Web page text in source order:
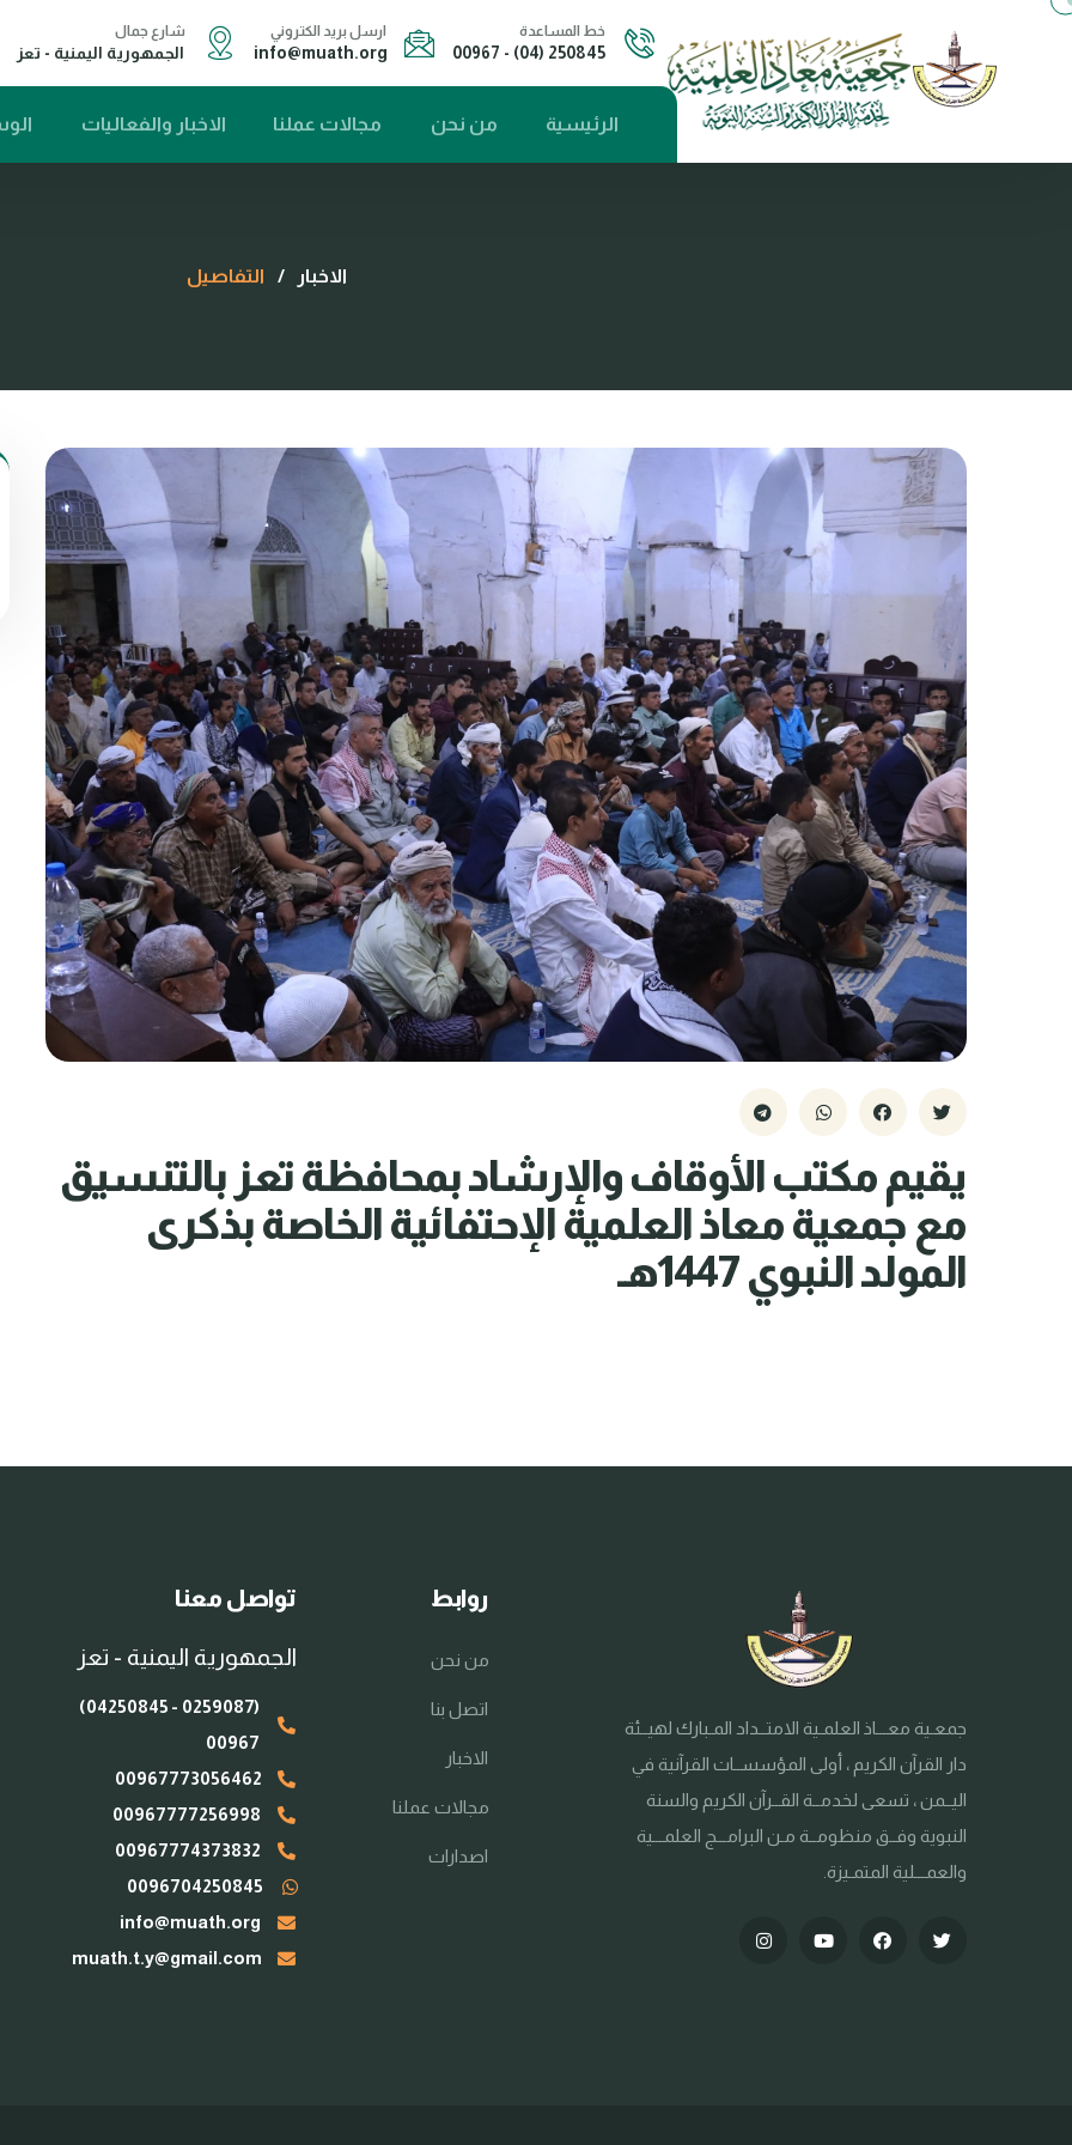
خط المساعدة
250845 (04) - 00967
ارسل بريد الكتروني
info@muath.org
شارع جمال
الجمهورية اليمنية - تعز
الرئيسية من نحن مجالات عملنا الاخبار والفعاليات
الاخبار / التفاصيل
يقيم مكتب الأوقاف والإرشاد بمحافظة تعز بالتنسيق
مع جمعية معاذ العلمية الإحتفائية الخاصة بذكرى
المولد النبوي 1447هـ
جمعـية معـــاذ العلمـية الامتــداد المـبارك لهيــئة
دار القرآن الكريم ، أولى المؤسســات القرآنية في
اليــمن ، تسعى لخدمــة القــرآن الكريم والسنة
النبوية وفــق منظومــة مـن البرامـــج العلمـــية
والعمـــلية المتمـيزة.
روابط
من نحن
اتصل بنا
الاخبار
مجالات عملنا
اصدارات
تواصل معنا
الجمهورية اليمنية - تعز
(0259087 - 04250845)
00967
00967773056462
00967777256998
00967774373832
0096704250845
info@muath.org
muath.t.y@gmail.com